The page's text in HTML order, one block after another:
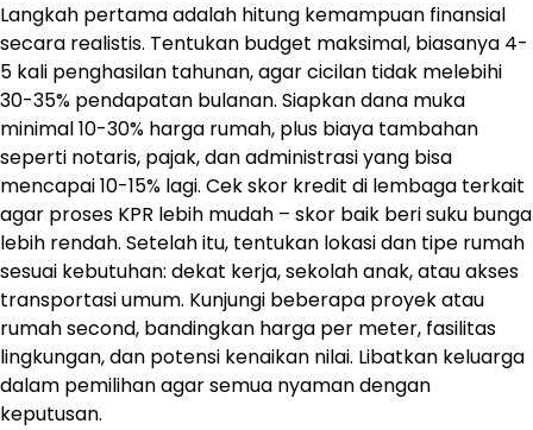
Langkah pertama adalah hitung kemampuan finansial
secara realistis. Tentukan budget maksimal, biasanya 4-
5 kali penghasilan tahunan, agar cicilan tidak melebihi
30-35% pendapatan bulanan. Siapkan dana muka
minimal 10-30% harga rumah, plus biaya tambahan
seperti notaris, pajak, dan administrasi yang bisa
mencapai 10-15% lagi. Cek skor kredit di lembaga terkait
agar proses KPR lebih mudah – skor baik beri suku bunga
lebih rendah. Setelah itu, tentukan lokasi dan tipe rumah
sesuai kebutuhan: dekat kerja, sekolah anak, atau akses
transportasi umum. Kunjungi beberapa proyek atau
rumah second, bandingkan harga per meter, fasilitas
lingkungan, dan potensi kenaikan nilai. Libatkan keluarga
dalam pemilihan agar semua nyaman dengan
keputusan.